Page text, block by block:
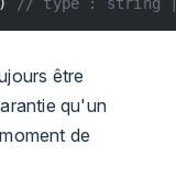
être
qu'un
de